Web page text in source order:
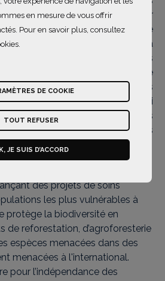
pour aider les autres et protéger
2006, sa philanthropique se
de la vue, le respect de la
de l'indépendance des
la Maison adopte une double
: elle agit à travers son Fonds
L’Occitane en Provence), qui
de long terme dans
filiales, qui soutiennent des
territoires.
des projets de soins
les plus vulnérables à
protège la biodiversité en
de reforestation, d’agroforesterie
espèces menacées dans des
menacées à l'international.
pour l’indépendance des
en mesure de vous offrir
Pour en savoir plus, consultez
DE COOKIE
TOUT REFUSER
JE SUIS D’ACCORD